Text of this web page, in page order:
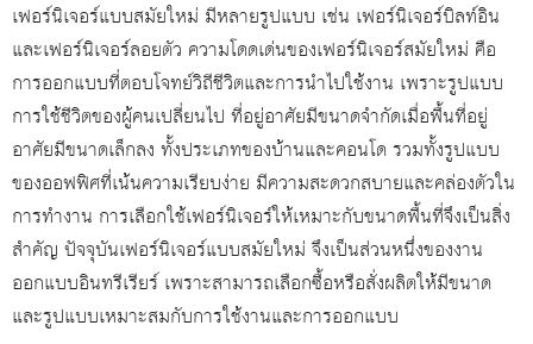
เฟอร์นิเจอร์แบบสมัยใหม่ มีหลายรูปแบบ เช่น เฟอร์นิเจอร์บิลท์อิน
และเฟอร์นิเจอร์ลอยตัว ความโดดเด่นของเฟอร์นิเจอร์สมัยใหม่ คือ
การออกแบบที่ตอบโจทย์วิถีชีวิตและการนำไปใช้งาน เพราะรูปแบบ
การใช้ชีวิตของผู้คนเปลี่ยนไป ที่อยู่อาศัยมีขนาดจำกัดเมื่อพื้นที่อยู่
อาศัยมีขนาดเล็กลง ทั้งประเภทของบ้านและคอนโด รวมทั้งรูปแบบ
ของออฟฟิศที่เน้นความเรียบง่าย มีความสะดวกสบายและคล่องตัวใน
การทำงาน การเลือกใช้เฟอร์นิเจอร์ให้เหมาะกับขนาดพื้นที่จึงเป็นสิ่ง
สำคัญ ปัจจุบันเฟอร์นิเจอร์แบบสมัยใหม่ จึงเป็นส่วนหนึ่งของงาน
ออกแบบอินทรีเรียร์ เพราะสามารถเลือกซื้อหรือสั่งผลิตให้มีขนาด
และรูปแบบเหมาะสมกับการใช้งานและการออกแบบ